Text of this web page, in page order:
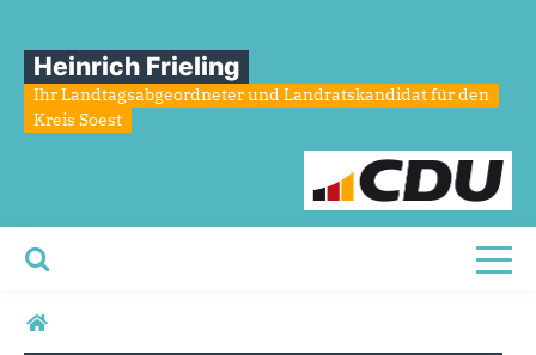
Heinrich Frieling
Ihr Landtagsabgeordneter und Landratskandidat für den
Kreis Soest
Sie sind hier